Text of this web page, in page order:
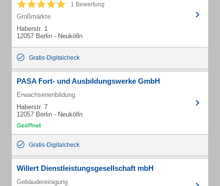
1 Bewertung
Großmärkte
Haberstr. 1
12057 Berlin - Neukölln
Gratis-Digitalcheck
PASA Fort- und Ausbildungswerke GmbH
Erwachsenenbildung
Haberstr. 7
12057 Berlin - Neukölln
Gratis-Digitalcheck
Willert Dienstleistungsgesellschaft mbH
Gebäudereinigung